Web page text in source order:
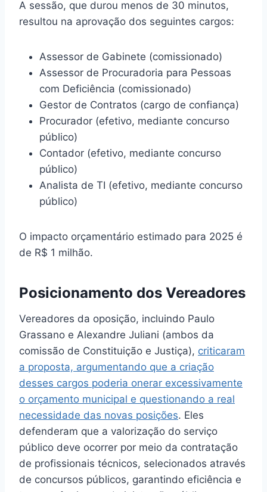
A sessão, que durou menos de 30 minutos,
resultou na aprovação dos seguintes cargos:
Assessor de Gabinete (comissionado)
Assessor de Procuradoria para Pessoas
com Deficiência (comissionado)
Gestor de Contratos (cargo de confiança)
Procurador (efetivo, mediante concurso
público)
Contador (efetivo, mediante concurso
público)
Analista de TI (efetivo, mediante concurso
público)
O impacto orçamentário estimado para 2025 é
de R$ 1 milhão.
Posicionamento dos Vereadores
Vereadores da oposição, incluindo Paulo
Grassano e Alexandre Juliani (ambos da
comissão de Constituição e Justiça), criticaram
a proposta, argumentando que a criação
desses cargos poderia onerar excessivamente
o orçamento municipal e questionando a real
necessidade das novas posições. Eles
defenderam que a valorização do serviço
público deve ocorrer por meio da contratação
de profissionais técnicos, selecionados através
de concursos públicos, garantindo eficiência e